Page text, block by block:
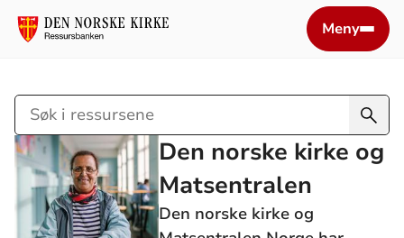
Meny
Søk
i
ressursene
Den norske kirke og
Matsentralen
Den norske kirke og